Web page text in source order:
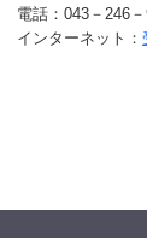
電話：043－246
インターネット：